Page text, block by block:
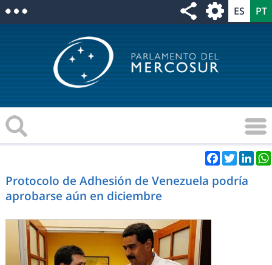
Facebook
Twitter
Protocolo de Adhesión de Venezuela podría
aprobarse aún en diciembre